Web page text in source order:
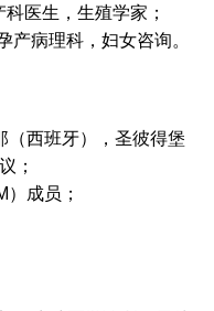
医生，生殖学家；
产病理科，妇女咨询。
（西班牙），圣彼得堡
；
成员；